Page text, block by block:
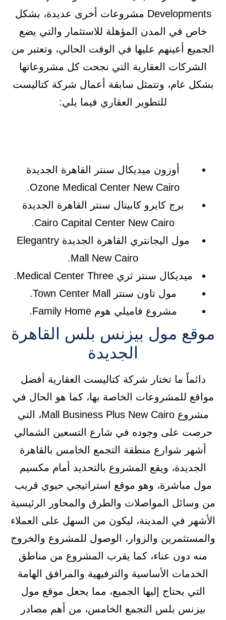
Developments مشروعات أخرى عديدة، بشكل
خاص في المدن المؤهلة للاستثمار والتي يضع
الجميع أعينهم عليها في الوقت الحالي، وتعتبر من
الشركات العقارية التي نجحت كل مشروعاتها
بشكل عام، وتتمثل سابقة أعمال شركة كتاليست
للتطوير العقاري فيما يلي:
أوزون ميديكال سنتر القاهرة الجديدة
Ozone Medical Center New Cairo.
برج كايرو كابيتال سنتر القاهرة الجديدة
Cairo Capital Center New Cairo.
مول اليجانتري القاهرة الجديدة Elegantry
Mall New Cairo.
ميديكال سنتر ثري Medical Center Three.
مول تاون سنتر Town Center Mall.
مشروع فاميلي هوم Family Home.
موقع مول بيزنس بلس القاهرة
الجديدة
دائماً ما تختار شركة كتاليست العقارية أفضل
مواقع للمشروعات الخاصة بها، كما هو الحال في
مشروع Mall Business Plus New Cairo، التي
حرصت على وجوده في شارع التسعين الشمالي
أشهر شوارع منطقة التجمع الخامس بالقاهرة
الجديدة، ويقع المشروع بالتحديد أمام مكسيم
مول مباشرة، وهو موقع استراتيجي حيوي قريب
من وسائل المواصلات والطرق والمحاور الرئيسية
الأشهر في المدينة، ليكون من السهل على العملاء
والمستثمرين والزوار، الوصول للمشروع والخروج
منه دون عناء، كما يقرب المشروع من مناطق
الخدمات الأساسية والترفيهية والمرافق الهامة
التي يحتاج إليها الجميع، مما يجعل موقع مول
بيزنس بلس التجمع الخامس، من أهم مصادر